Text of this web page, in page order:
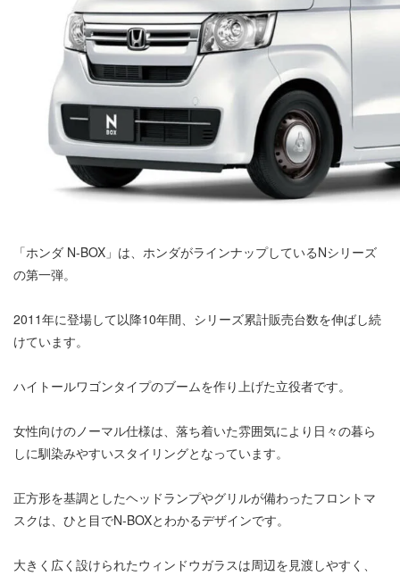
「ホンダ N-BOX」は、ホンダがラインナップしているNシリーズ
の第一弾。
2011年に登場して以降10年間、シリーズ累計販売台数を伸ばし続
けています。
ハイトールワゴンタイプのブームを作り上げた立役者です。
女性向けのノーマル仕様は、落ち着いた雰囲気により日々の暮ら
しに馴染みやすいスタイリングとなっています。
正方形を基調としたヘッドランプやグリルが備わったフロントマ
スクは、ひと目でN-BOXとわかるデザインです。
大きく広く設けられたウィンドウガラスは周辺を見渡しやすく、